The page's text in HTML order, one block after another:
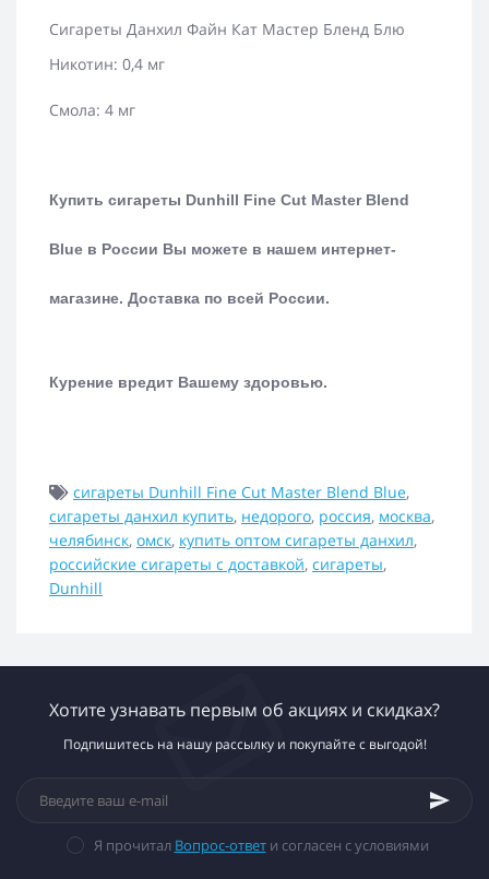
Сигареты Данхил Файн Кат Мастер Бленд Блю
Никотин: 0,4 мг
Смола: 4 мг
Купить сигареты Dunhill Fine Cut Master Blend
Blue в России Вы можете в нашем интернет-
магазине. Доставка по всей России.
Курение вредит Вашему здоровью.
сигареты Dunhill Fine Cut Master Blend Blue,
сигареты данхил купить, недорого, россия, москва,
челябинск, омск, купить оптом сигареты данхил,
российские сигареты с доставкой, сигареты,
Dunhill
Хотите узнавать первым об акциях и скидках?
Подпишитесь на нашу рассылку и покупайте с выгодой!
Я прочитал Вопрос-ответи согласен с условиями